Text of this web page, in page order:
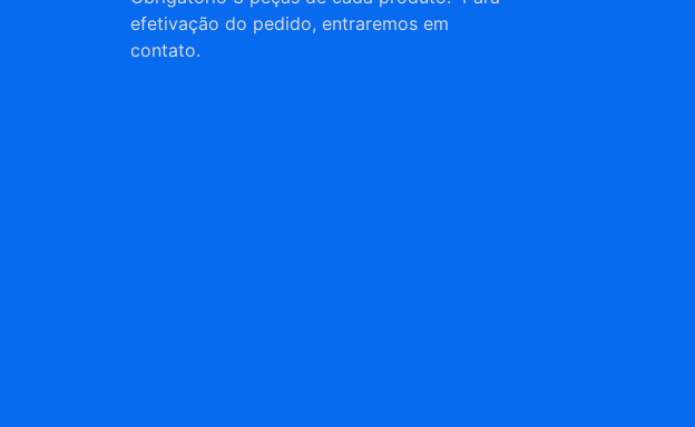
efetivação do pedido, entraremos em
contato.